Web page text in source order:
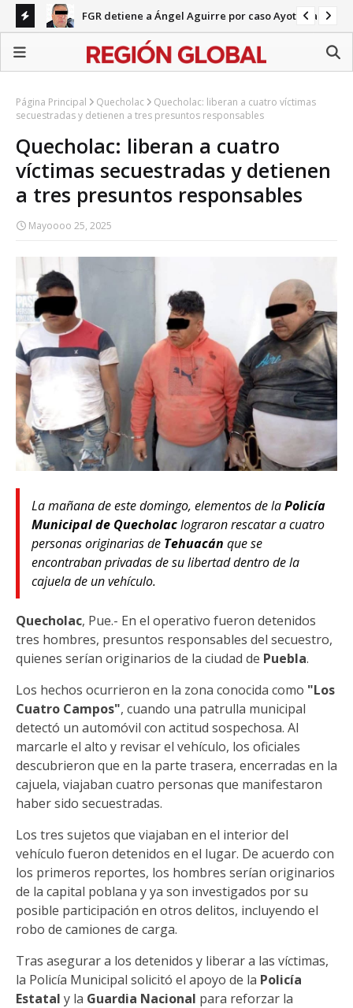
FGR detiene a Ángel Aguirre por caso Ayotzinapa
en
Página Principal Quecholac
Quecholac: liberan a cuatro víctimas
secuestradas y detienen a tres presuntos responsables
Quecholac: liberan a cuatro
víctimas secuestradas y detienen
a tres presuntos responsables
Mayoooo 25, 2025
La mañana de este domingo, elementos de laPolicía
Municipal de Quecholaclograron rescatar a cuatro
personas originarias de Tehuacán que se
encontraban privadas de su libertad dentro de la
cajuela de un vehículo.
Quecholac, Pue.- En el operativo fueron detenidos
tres hombres, presuntos responsables del secuestro,
quienes serían originarios de la ciudad de Puebla.
Los hechos ocurrieron en la zona conocida como "Los
Cuatro Campos", cuando una patrulla municipal
detectó un automóvil con actitud sospechosa. Al
marcarle el alto y revisar el vehículo, los oficiales
descubrieron que en la parte trasera, encerradas en la
cajuela, viajaban cuatro personas que manifestaron
haber sido secuestradas.
Los tres sujetos que viajaban en el interior del
vehículo fueron detenidos en el lugar. De acuerdo con
los primeros reportes, los hombres serían originarios
de la capital poblana y ya son investigados por su
posible participación en otros delitos, incluyendo el
robo de camiones de carga.
Tras asegurar a los detenidos y liberar a las víctimas,
la Policía Municipal solicitó el apoyo de la Policía
Estatal y la Guardia Nacional para reforzar la